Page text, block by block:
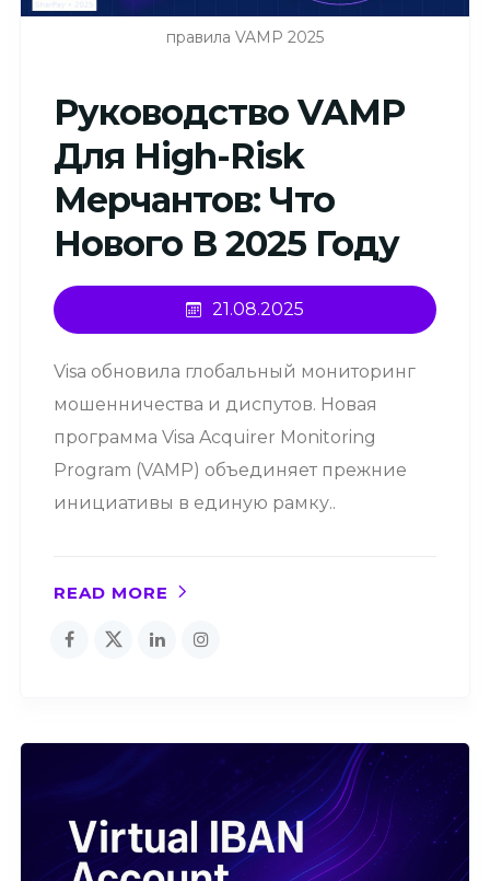
правила VAMP 2025
Руководство VAMP
Для High-Risk
Мерчантов: Что
Нового В 2025 Году
21.08.2025
Visa обновила глобальный мониторинг
мошенничества и диспутов. Новая
программа Visa Acquirer Monitoring
Program (VAMP) объединяет прежние
инициативы в единую рамку..
READ MORE